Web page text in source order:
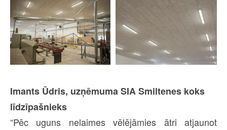
Imants Ūdris, uzņēmuma SIA Smiltenes koks
līdzīpašnieks
“Pēc uguns nelaimes vēlējāmies ātri atjaunot